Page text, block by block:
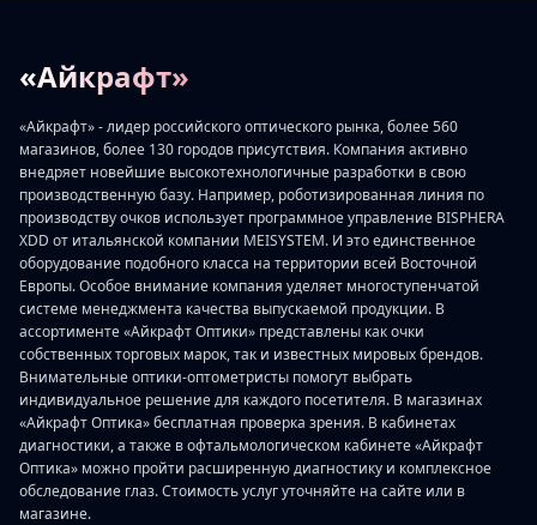
«Айкрафт»
«Айкрафт» - лидер российского оптического рынка, более 560
магазинов, более 130 городов присутствия. Компания активно
внедряет новейшие высокотехнологичные разработки в свою
производственную базу. Например, роботизированная линия по
производству очков использует программное управление BISPHERA
XDD от итальянской компании MEISYSTEM. И это единственное
оборудование подобного класса на территории всей Восточной
Европы. Особое внимание компания уделяет многоступенчатой
системе менеджмента качества выпускаемой продукции. В
ассортименте «Айкрафт Оптики» представлены как очки
собственных торговых марок, так и известных мировых брендов.
Внимательные оптики-оптометристы помогут выбрать
индивидуальное решение для каждого посетителя. В магазинах
«Айкрафт Оптика» бесплатная проверка зрения. В кабинетах
диагностики, а также в офтальмологическом кабинете «Айкрафт
Оптика» можно пройти расширенную диагностику и комплексное
обследование глаз. Стоимость услуг уточняйте на сайте или в
магазине.